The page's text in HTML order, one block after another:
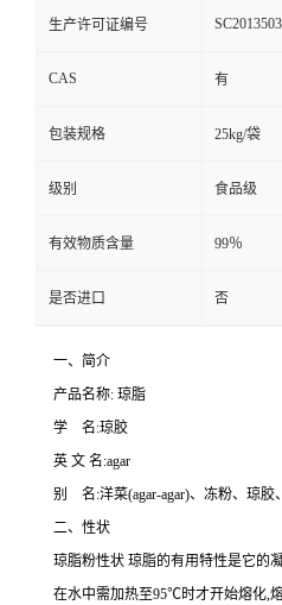
生产许可证编号
CAS 有
包装规格 25kg/袋
级别 食品级
有效物质含量 99％
是否进口 否
一、简介
产品名称: 琼脂
学 名:琼胶
英 文 名:agar
别 名:洋菜(agar-agar)、冻粉、琼胶
二、性状
琼脂粉性状 琼脂的有用特性是它的
在水中需加热至95℃时才开始熔化,